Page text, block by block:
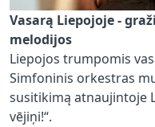
Vasarą Liepojoje -
melodijos
Liepojos trumpomis
Simfoninis orkestras
susitikimą atnaujintoje
vējiņi!“.